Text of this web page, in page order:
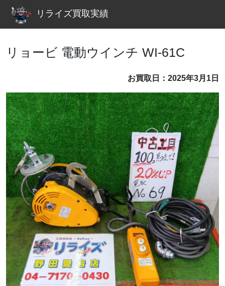
リライズ買取実績
リョービ 電動ウインチ WI-61C
お買取日：2025年3月1日